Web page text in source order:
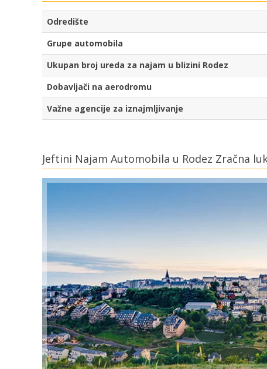
Odredište
Grupe automobila
Ukupan broj ureda za najam u blizini Rodez
Dobavljači na aerodromu
Važne agencije za iznajmljivanje
Jeftini Najam Automobila u Rodez Zračna